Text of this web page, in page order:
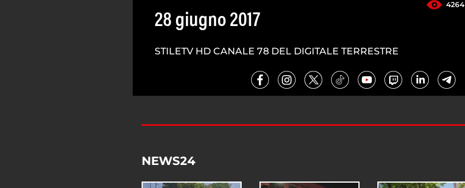
4264
28 giugno 2017
STILETV HD CANALE 78 DEL DIGITALE TERRESTRE
NEWS24